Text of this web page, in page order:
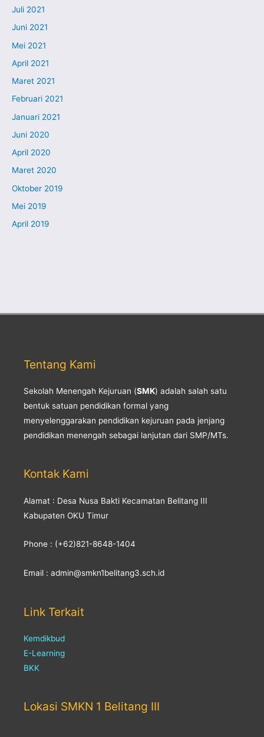
Juli 2021
Juni 2021
Mei 2021
April 2021
Maret 2021
Februari 2021
Januari 2021
Juni 2020
April 2020
Maret 2020
Oktober 2019
Mei 2019
April 2019
Tentang Kami
Sekolah Menengah Kejuruan (SMK) adalah salah satu
bentuk satuan pendidikan formal yang
menyelenggarakan pendidikan kejuruan pada jenjang
pendidikan menengah sebagai lanjutan dari SMP/MTs.
Kontak Kami
Alamat : Desa Nusa Bakti Kecamatan Belitang III
Kabupaten OKU Timur
Phone : (+62)821-8648-1404
Email : admin@smkn1belitang3.sch.id
Link Terkait
Kemdikbud
E-Learning
BKK
Lokasi SMKN 1 Belitang III